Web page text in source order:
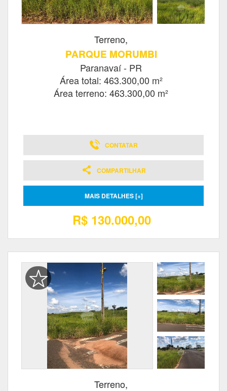
Terreno,
PARQUE MORUMBI
Paranavaí - PR
Área total: 463.300,00 m²
Área terreno: 463.300,00 m²
CONTATAR
COMPARTILHAR
MAIS DETALHES [+]
R$ 130.000,00
Terreno,